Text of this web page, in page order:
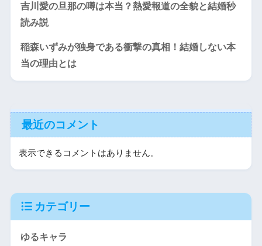
吉川愛の旦那の噂は本当？熱愛報道の全貌と結婚秒
読み説
稲森いずみが独身である衝撃の真相！結婚しない本
当の理由とは
最近のコメント
表示できるコメントはありません。
カテゴリー
ゆるキャラ